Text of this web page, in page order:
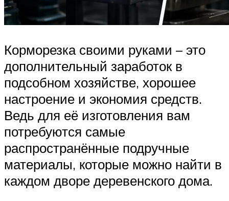
Корморезка своими руками – это
дополнительный заработок в
подсобном хозяйстве, хорошее
настроение и экономия средств.
Ведь для её изготовления вам
потребуются самые
распространённые подручные
материалы, которые можно найти в
каждом дворе деревенского дома.